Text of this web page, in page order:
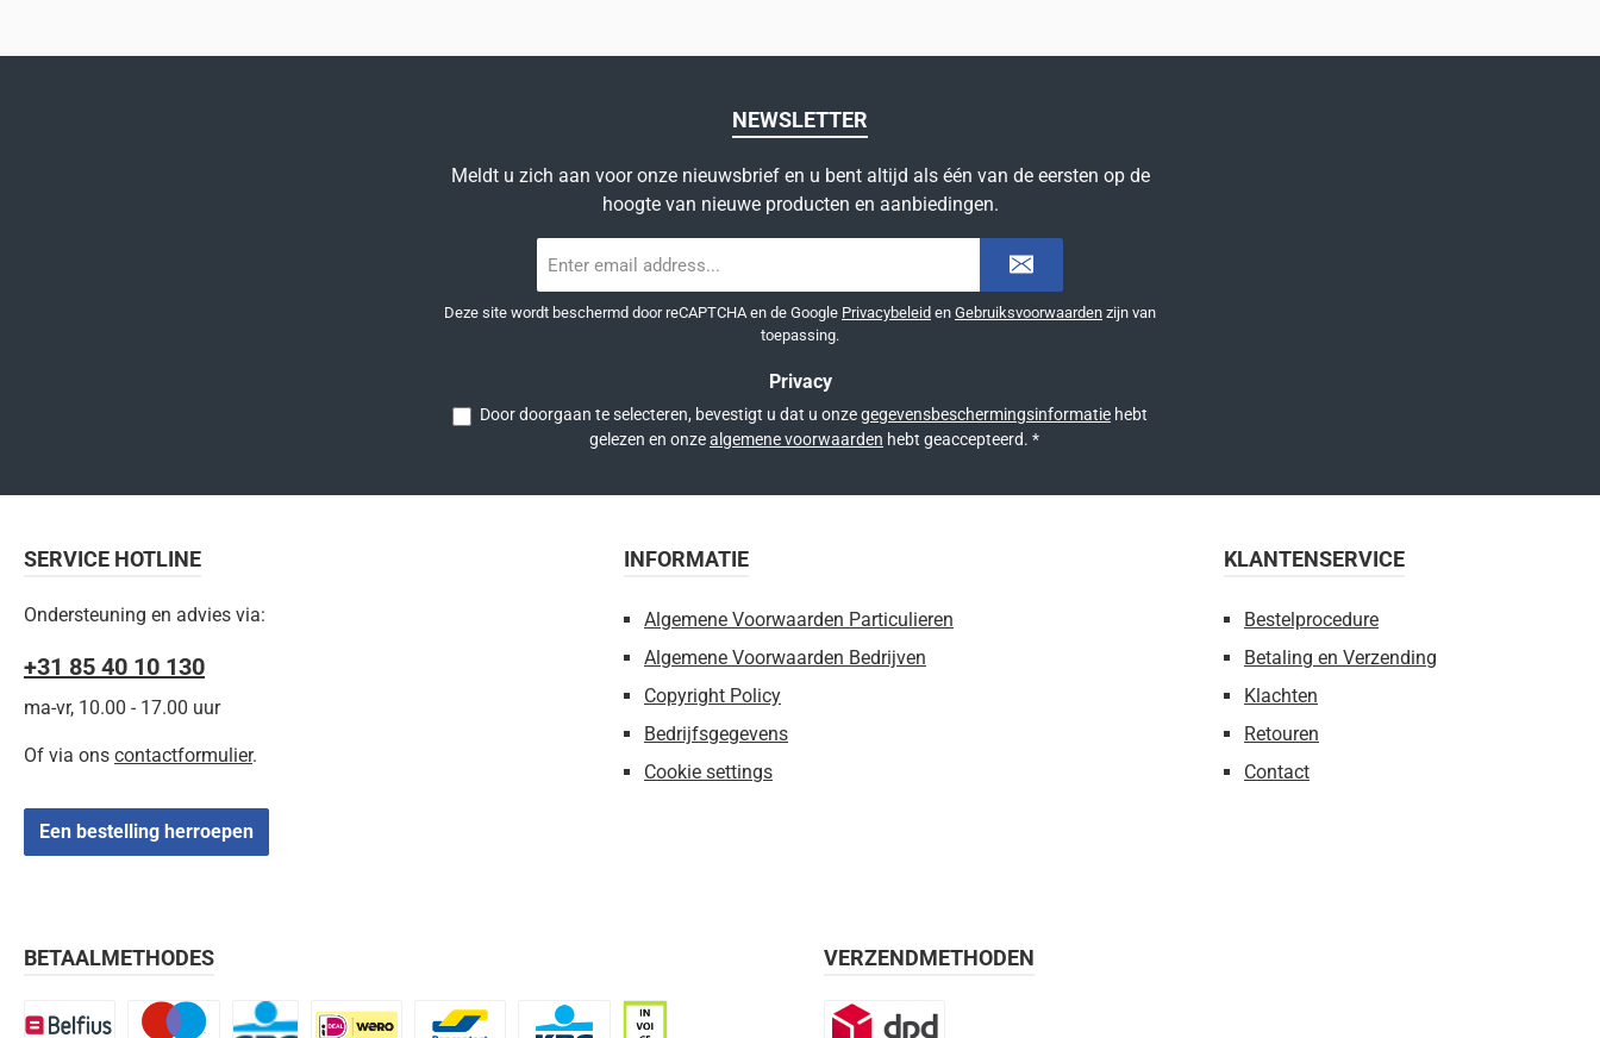
NEWSLETTER
Meldt u zich aan voor onze nieuwsbrief en u bent altijd als één van de eersten op de
hoogte van nieuwe producten en aanbiedingen.
mailadres
Deze site wordt beschermd door reCAPTCHA en de Google Privacybeleid en Gebruiksvoorwaarden zijn van
toepassing.
Privacy
Door doorgaan te selecteren, bevestigt u dat u onzegegevensbeschermingsinformatie hebt
gelezen en onzealgemene voorwaarden hebt geaccepteerd. *
SERVICE HOTLINE
Ondersteuning en advies via:
+31 85 40 10 130
ma-vr, 10.00 - 17.00 uur
Of via ons contactformulier.
Een bestelling herroepen
INFORMATIE
Algemene Voorwaarden Particulieren
Algemene Voorwaarden Bedrijven
Copyright Policy
Bedrijfsgegevens
Cookie settings
KLANTENSERVICE
Bestelprocedure
Betaling en Verzending
Klachten
Retouren
Contact
BETAALMETHODES VERZENDMETHODEN